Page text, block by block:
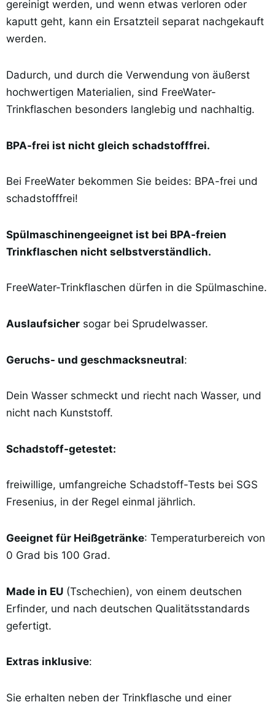
gereinigt werden, und wenn etwas verloren oder
kaputt geht, kann ein Ersatzteil separat nachgekauft
werden.
Dadurch, und durch die Verwendung von äußerst
hochwertigen Materialien, sind FreeWater-
Trinkflaschen besonders langlebig und nachhaltig.
BPA-frei ist nicht gleich schadstofffrei.
Bei FreeWater bekommen Sie beides: BPA-frei und
schadstofffrei!
Spülmaschinengeeignet ist bei BPA-freien
Trinkflaschen nicht selbstverständlich.
FreeWater-Trinkflaschen dürfen in die Spülmaschine.
Auslaufsicher sogar bei Sprudelwasser.
Geruchs- und geschmacksneutral:
Dein Wasser schmeckt und riecht nach Wasser, und
nicht nach Kunststoff.
Schadstoff-getestet:
freiwillige, umfangreiche Schadstoff-Tests bei SGS
Fresenius, in der Regel einmal jährlich.
Geeignet für Heißgetränke: Temperaturbereich von
0 Grad bis 100 Grad.
Made in EU (Tschechien), von einem deutschen
Erfinder, und nach deutschen Qualitätsstandards
gefertigt.
Extras inklusive:
Sie erhalten neben der Trinkflasche und einer